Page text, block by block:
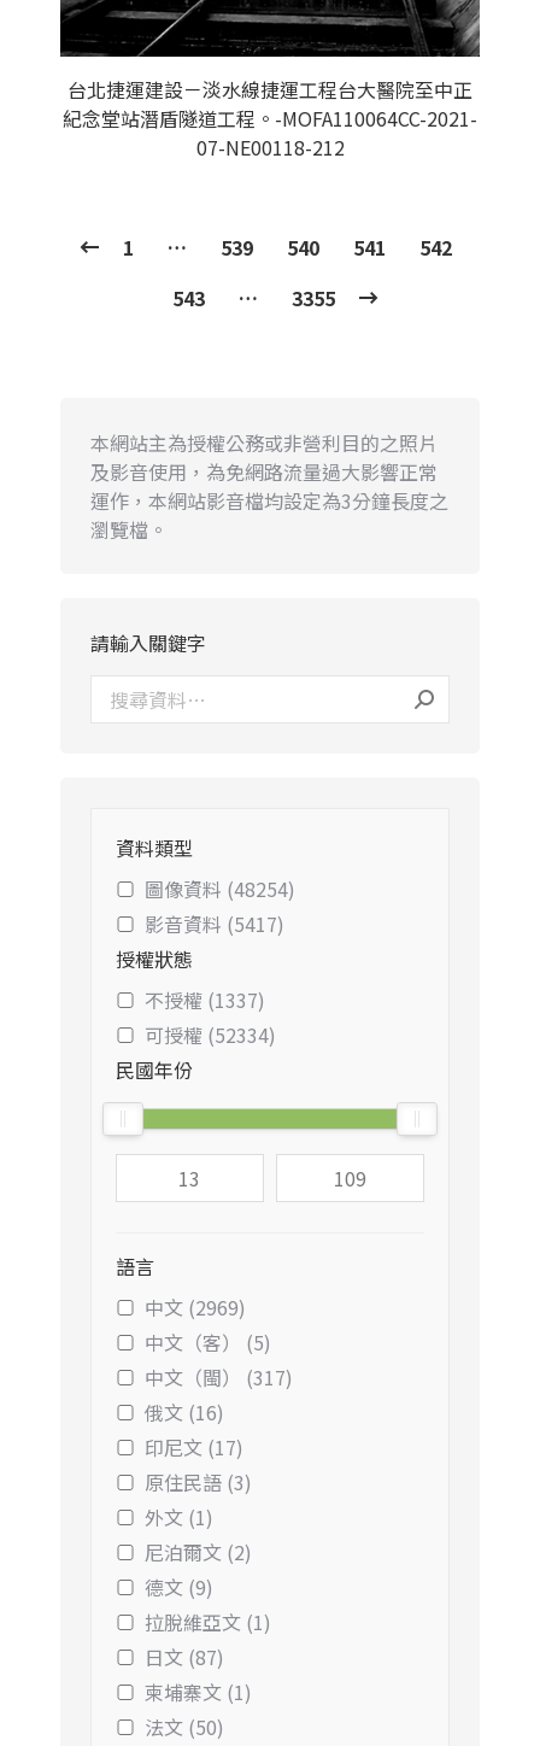
台北捷運建設－淡水線捷運工程台大醫院至中正
紀念堂站潛盾隧道工程。-MOFA110064CC-2021-
07-NE00118-212
1 … 539 540 541
542
543
… 3355
本網站主為授權公務或非營利目的之照片
及影音使用，為免網路流量過大影響正常
運作，本網站影音檔均設定為3分鐘長度之
瀏覽檔。
請輸入關鍵字
資料類型
圖像資料 (48254)
影音資料 (5417)
授權狀態
不授權 (1337)
可授權 (52334)
民國年份
語言
中文 (2969)
中文（客） (5)
中文（閩） (317)
俄文 (16)
印尼文 (17)
原住民語 (3)
外文 (1)
尼泊爾文 (2)
德文 (9)
拉脫維亞文 (1)
日文 (87)
柬埔寨文 (1)
法文 (50)